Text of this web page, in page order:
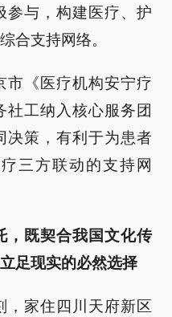
参与，构建医疗、护
合支持网络。
市《医疗机构安宁疗
社工纳入核心服务团
决策，有利于为患者
三方联动的支持网
，既契合我国文化传
足现实的必然选择
，家住四川天府新区